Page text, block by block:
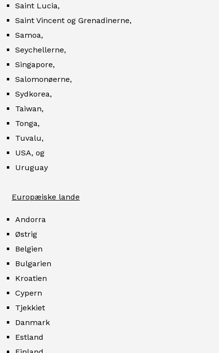
Saint Lucia,
Saint Vincent og Grenadinerne,
Samoa,
Seychellerne,
Singapore,
Salomonøerne,
Sydkorea,
Taiwan,
Tonga,
Tuvalu,
USA, og
Uruguay
Europæiske lande
Andorra
Østrig
Belgien
Bulgarien
Kroatien
Cypern
Tjekkiet
Danmark
Estland